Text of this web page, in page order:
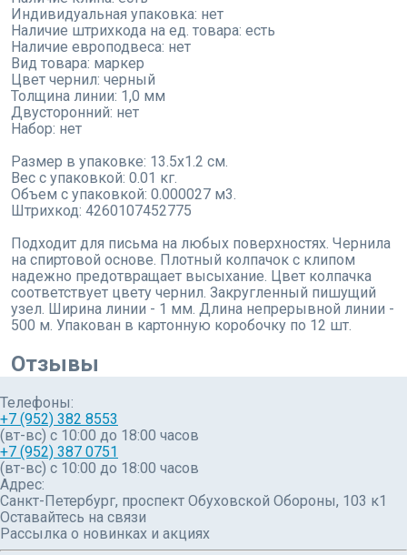
Индивидуальная упаковка: нет
Наличие штрихкода на ед. товара: есть
Наличие европодвеса: нет
Вид товара: маркер
Цвет чернил: черный
Толщина линии: 1,0 мм
Двусторонний: нет
Набор: нет
Размер в упаковке: 13.5x1.2 см.
Вес с упаковкой: 0.01 кг.
Объем с упаковкой: 0.000027 м3.
Штрихкод: 4260107452775
Подходит для письма на любых поверхностях. Чернила
на спиртовой основе. Плотный колпачок с клипом
надежно предотвращает высыхание. Цвет колпачка
соответствует цвету чернил. Закругленный пишущий
узел. Ширина линии - 1 мм. Длина непрерывной линии -
500 м. Упакован в картонную коробочку по 12 шт.
Отзывы
Телефоны:
+7 (952) 382 8553
(вт-вс) c 10:00 до 18:00 часов
+7 (952) 387 0751
(вт-вс) с 10:00 до 18:00 часов
Адрес:
Санкт-Петербург, проспект Обуховской Обороны, 103 к1
Оставайтесь на связи
Рассылка о новинках и акциях